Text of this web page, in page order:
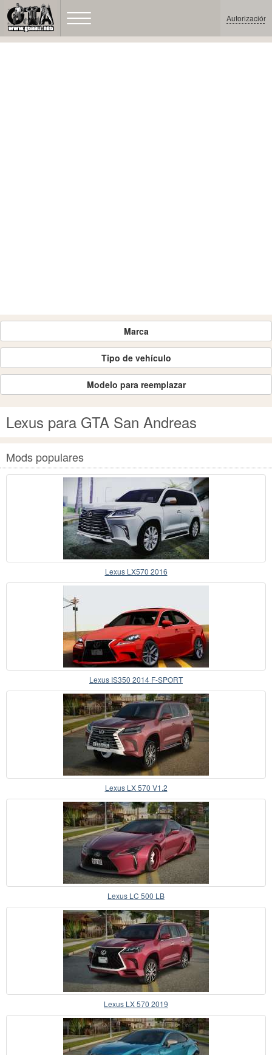
Autorización
Marca
Tipo de vehículo
Modelo para reemplazar
Lexus para GTA San Andreas
Mods populares
Lexus LX570 2016
Lexus IS350 2014 F-SPORT
Lexus LX 570 V1.2
Lexus LC 500 LB
Lexus LX 570 2019